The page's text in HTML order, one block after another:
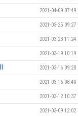
2021-04-09 07:49
2021-03-25 09:27
2021-03-23 11:24
2021-03-19 10:19
2021-03-16 09:20
2021-03-16 08:40
2021-03-12 10:37
2021-03-09 12:02